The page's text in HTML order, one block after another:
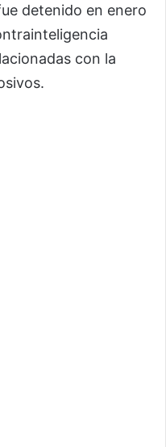
detenido en enero
con la